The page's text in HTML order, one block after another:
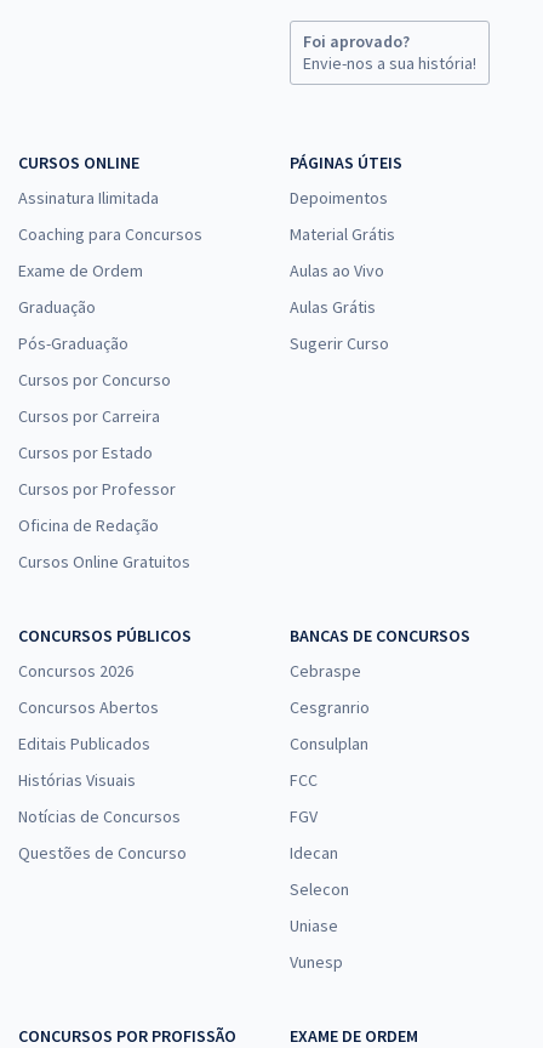
Foi aprovado?
Envie-nos a sua história!
CURSOS ONLINE
Assinatura Ilimitada
Coaching para Concursos
Exame de Ordem
Graduação
Pós-Graduação
Cursos por Concurso
Cursos por Carreira
Cursos por Estado
Cursos por Professor
Oficina de Redação
Cursos Online Gratuitos
PÁGINAS ÚTEIS
Depoimentos
Material Grátis
Aulas ao Vivo
Aulas Grátis
Sugerir Curso
CONCURSOS PÚBLICOS
Concursos 2026
Concursos Abertos
Editais Publicados
Histórias Visuais
Notícias de Concursos
Questões de Concurso
BANCAS DE CONCURSOS
Cebraspe
Cesgranrio
Consulplan
FCC
FGV
Idecan
Selecon
Uniase
Vunesp
CONCURSOS POR PROFISSÃO
EXAME DE ORDEM